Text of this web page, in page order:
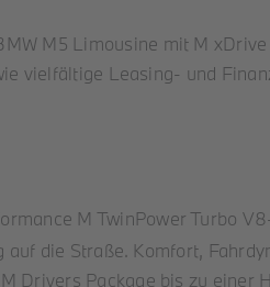
M5 Limousine mit M
vielfältige Leasing- und
M TwinPower Turbo
auf die Straße. Komfort,
Drivers Package bis zu einer